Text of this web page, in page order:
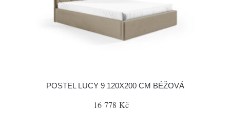
POSTEL LUCY 9 120X200 CM BÉŽOVÁ
16 778 Kč